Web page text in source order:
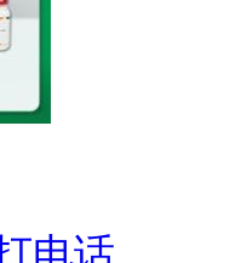
电话